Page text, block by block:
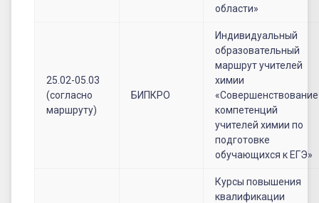
области»
25.02-05.03
(согласно
маршруту)
БИПКРО
Индивидуальный
образовательный
маршрут учителей
химии
«Совершенствование
компетенций
учителей химии по
подготовке
обучающихся к ЕГЭ»
Курсы повышения
квалификации